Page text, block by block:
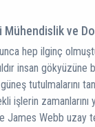
Mühendislik ve
hep ilginç
insan gökyüzüne
tutulmalarını
işlerin zamanlarını
James Webb uzay